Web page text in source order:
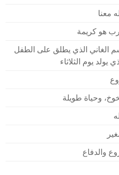
هو كريمة
الذي يطلق على الطفل
يوم الثلاثاء
وحياة طويلة